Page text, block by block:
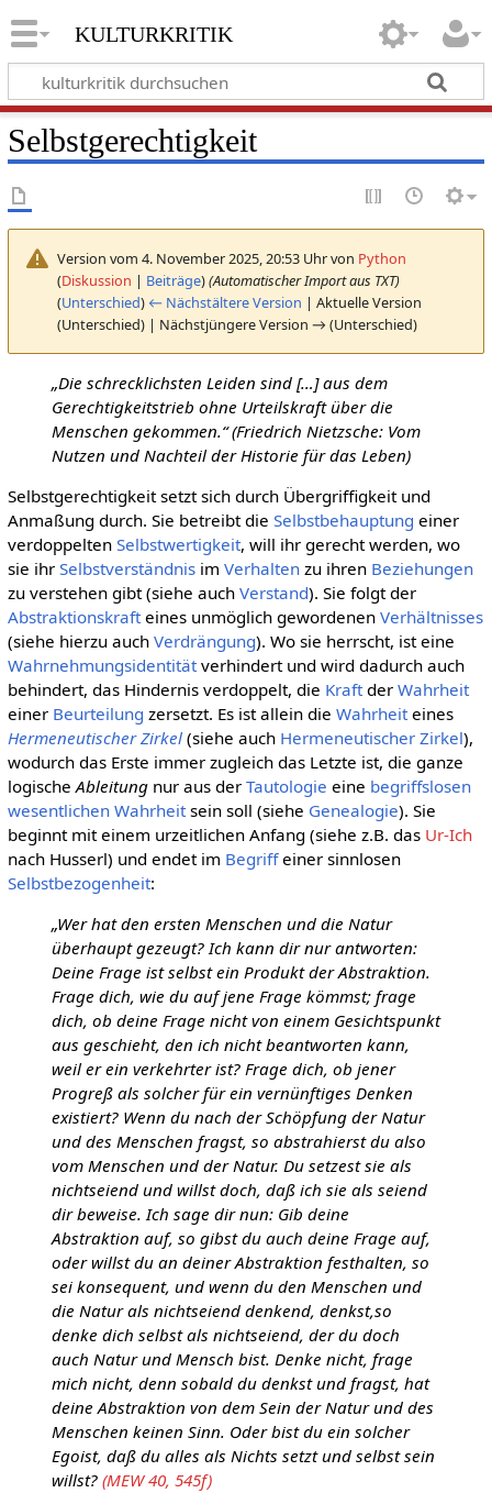
kulturkritik
Selbstgerechtigkeit
Version vom 4. November 2025, 20:53 Uhr von Python
(Diskussion | Beiträge)(Automatischer Import aus TXT)
(Unterschied) ← Nächstältere Version | Aktuelle Version
(Unterschied) | Nächstjüngere Version → (Unterschied)
„Die schrecklichsten Leiden sind […] aus dem
Gerechtigkeitstrieb ohne Urteilskraft über die
Menschen gekommen.“ (Friedrich Nietzsche: Vom
Nutzen und Nachteil der Historie für das Leben)
Selbstgerechtigkeit setzt sich durch Übergriffigkeit und
Anmaßung durch. Sie betreibt die Selbstbehauptung einer
verdoppelten Selbstwertigkeit, will ihr gerecht werden, wo
sie ihr Selbstverständnisim Verhaltenzu ihren Beziehungen
zu verstehen gibt (siehe auch Verstand). Sie folgt der
Abstraktionskrafteines unmöglich gewordenen Verhältnisses
(siehe hierzu auch Verdrängung). Wo sie herrscht, ist eine
Wahrnehmungsidentitätverhindert und wird dadurch auch
behindert, das Hindernis verdoppelt, die Kraftder Wahrheit
einer Beurteilung zersetzt. Es ist allein die Wahrheiteines
Hermeneutischer Zirkel(siehe auch Hermeneutischer Zirkel),
wodurch das Erste immer zugleich das Letzte ist, die ganze
logischeAbleitungnur aus der Tautologie eine begriffslosen
wesentlichen Wahrheitsein soll (siehe Genealogie). Sie
beginnt mit einem urzeitlichen Anfang (siehe z.B. das Ur-Ich
nach Husserl) und endet im Begriffeiner sinnlosen
Selbstbezogenheit:
„Wer hat den ersten Menschen und die Natur
überhaupt gezeugt? Ich kann dir nur antworten:
Deine Frage ist selbst ein Produkt der Abstraktion.
Frage dich, wie du auf jene Frage kömmst; frage
dich, ob deine Frage nicht von einem Gesichtspunkt
aus geschieht, den ich nicht beantworten kann,
weil er ein verkehrter ist? Frage dich, ob jener
Progreß als solcher für ein vernünftiges Denken
existiert? Wenn du nach der Schöpfung der Natur
und des Menschen fragst, so abstrahierst du also
vom Menschen und der Natur. Du setzest sie als
nichtseiend und willst doch, daß ich sie als seiend
dir beweise. Ich sage dir nun: Gib deine
Abstraktion auf, so gibst du auch deine Frage auf,
oder willst du an deiner Abstraktion festhalten, so
sei konsequent, und wenn du den Menschen und
die Natur als nichtseiend denkend, denkst,so
denke dich selbst als nichtseiend, der du doch
auch Natur und Mensch bist. Denke nicht, frage
mich nicht, denn sobald du denkst und fragst, hat
deine Abstraktion von dem Sein der Natur und des
Menschen keinen Sinn. Oder bist du ein solcher
Egoist, daß du alles als Nichts setzt und selbst sein
willst? (MEW 40, 545f)